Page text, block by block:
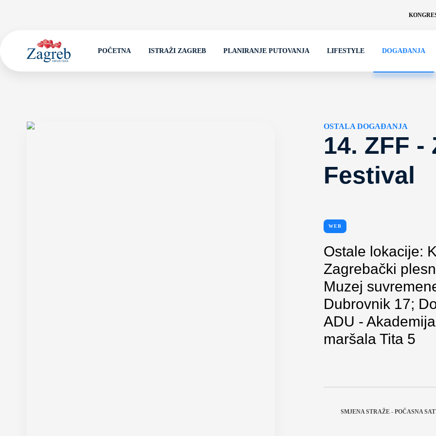
POČETNA ISTRAŽI ZAGREB PLANIRANJE PUTOVANJA LIFESTYLE DOGAĐANJA
OSTALA DOGAĐANJA
14. ZFF
Festival
WEB
Ostale lokacije:
Zagrebački
Muzej
Dubrovnik 17;
ADU -
maršala Tita 5
SMJENA STRAŽE - POČASNA